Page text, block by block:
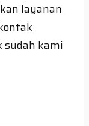
layanan
sudah kami